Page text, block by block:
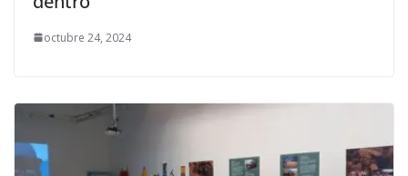
octubre 24, 2024